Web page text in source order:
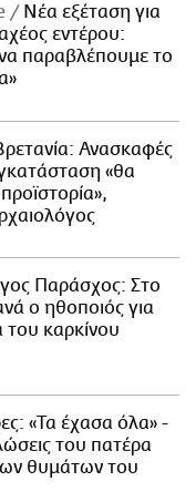
Νέα εξέταση για
εντέρου:
παραβλέπουμε το
Ανασκαφές
«θα
Παράσχος: Στο
ο ηθοποιός για
του καρκίνου
«Τα έχασα όλα» -
του πατέρα
θυμάτων του